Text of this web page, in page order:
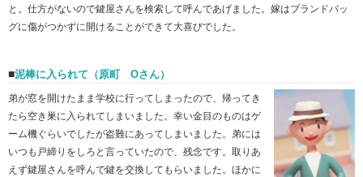
と。仕方がないので鍵屋さんを検索して呼んであげました。嫁はブランドバッ
グに傷がつかずに開けることができて大喜びでした。
泥棒に入られて（原町 Oさん）
弟が窓を開けたまま学校に行ってしまったので、帰ってき
たら空き巣に入られてしまいました。幸い金目のものはゲ
ーム機ぐらいでしたが盗難にあってしまいました。弟には
いつも戸締りをしろと言っていたので、残念です。取りあ
えず鍵屋さんを呼んで鍵を交換してもらいました。ほかに